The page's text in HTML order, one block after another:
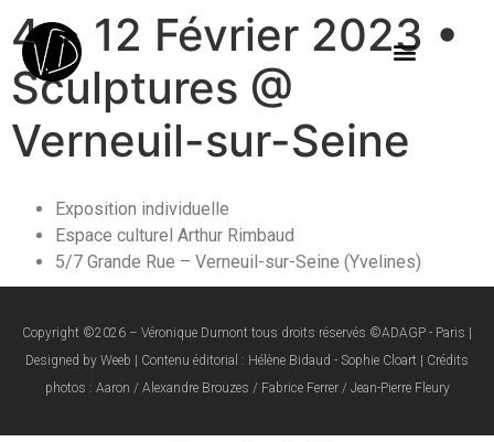
4 > 12 Février 2023 •
Sculptures @
Verneuil-sur-Seine
Exposition individuelle
Espace culturel Arthur Rimbaud
5/7 Grande Rue – Verneuil-sur-Seine (Yvelines)
Copyright ©2026 – Véronique Dumont tous droits réservés ©ADAGP - Paris |
Designed by Weeb | Contenu éditorial : Hélène Bidaud - Sophie Cloart | Crédits
photos : Aaron / Alexandre Brouzes / Fabrice Ferrer / Jean-Pierre Fleury